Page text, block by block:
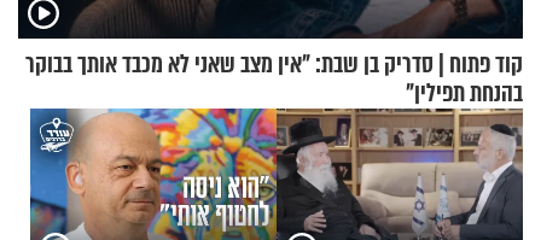
קוד פתוח | סדריק בן שבת: "אין מצב שאני לא מכבד אותך בבוקר
בהנחת תפילין"